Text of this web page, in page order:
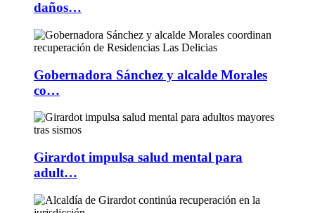
daños…
Gobernadora Sánchez y alcalde Morales
co…
Girardot impulsa salud mental para
adult…